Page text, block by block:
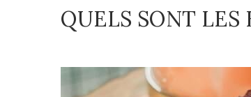
QUELS SONT LES